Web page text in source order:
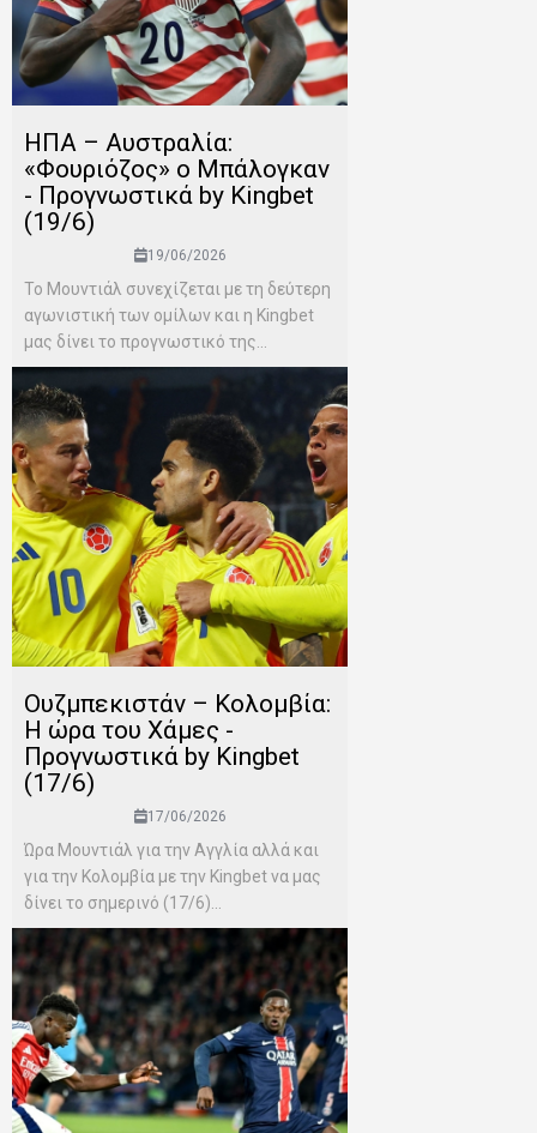
ΗΠΑ – Αυστραλία:
«Φουριόζος» ο Μπάλογκαν
- Προγνωστικά by Kingbet
(19/6)
19/06/2026
Το Μουντιάλ συνεχίζεται με τη δεύτερη
αγωνιστική των ομίλων και η Kingbet
μας δίνει το προγνωστικό της...
Ουζμπεκιστάν – Κολομβία:
Η ώρα του Χάμες -
Προγνωστικά by Kingbet
(17/6)
17/06/2026
Ώρα Μουντιάλ για την Αγγλία αλλά και
για την Κολομβία με την Kingbet να μας
δίνει το σημερινό (17/6)...